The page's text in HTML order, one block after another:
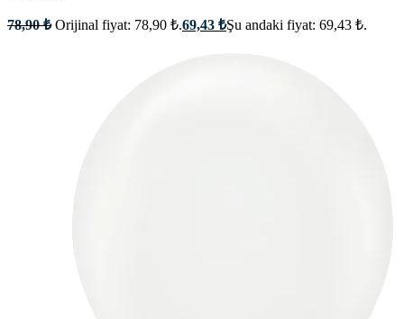
78,90₺ Orijinal fiyat: 78,90 ₺.69,43 ₺Şu andaki fiyat: 69,43 ₺.